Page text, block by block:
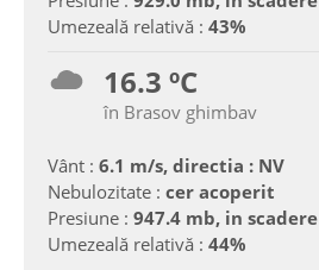
Umezeală relativă : 43%
16.3 ºC
în Brasov ghimbav
Vânt : 6.1 m/s, directia : NV
Nebulozitate : cer acoperit
Presiune : 947.4 mb, in scadere
Umezeală relativă : 44%